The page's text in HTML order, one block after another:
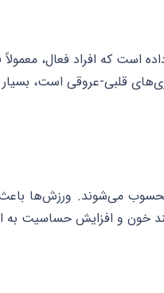
که افراد فعال، معمولاً
قلبی-عروقی است،
می‌شوند. ورزش‌ها باعث
خون و افزایش حساسیت به